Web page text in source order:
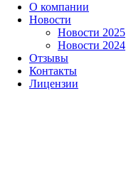
О компании
Новости
Новости 2025
Новости 2024
Отзывы
Контакты
Лицензии